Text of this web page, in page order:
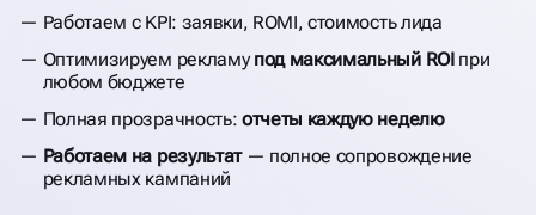
Работаем с KPI: заявки, ROMI, стоимость лида
Оптимизируем рекламупод максимальный ROIпри
любом бюджете
Полная прозрачность: отчеты каждую неделю
Работаем на результат— полное сопровождение
рекламных кампаний